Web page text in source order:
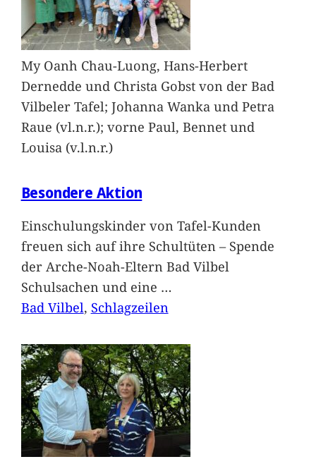
My Oanh Chau-Luong, Hans-Herbert
Dernedde und Christa Gobst von der Bad
Vilbeler Tafel; Johanna Wanka und Petra
Raue (vl.n.r.); vorne Paul, Bennet und
Louisa (v.l.n.r.)
Besondere Aktion
Einschulungskinder von Tafel-Kunden
freuen sich auf ihre Schultüten – Spende
der Arche-Noah-Eltern Bad Vilbel
Schulsachen und eine …
Bad Vilbel, Schlagzeilen